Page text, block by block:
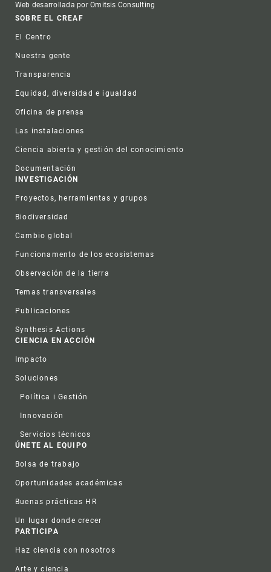
Web desarrollada por Omitsis Consulting
Footer
SOBRE EL CREAF
El Centro
Nuestra gente
Transparencia
Equidad, diversidad e igualdad
Oficina de prensa
Las instalaciones
Ciencia abierta y gestión del conocimiento
Documentación
INVESTIGACIÓN
Proyectos, herramientas y grupos
Biodiversidad
Cambio global
Funcionamento de los ecosistemas
Observación de la tierra
Temas transversales
Publicaciones
Synthesis Actions
CIENCIA EN ACCIÓN
Impacto
Soluciones
Política i Gestión
Innovación
Servicios técnicos
ÚNETE AL EQUIPO
Bolsa de trabajo
Oportunidades académicas
Buenas prácticas HR
Un lugar donde crecer
PARTICIPA
Haz ciencia con nosotros
Arte y ciencia